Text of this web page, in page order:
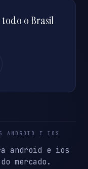
todo o Brasil
ANDROID E IOS
android e ios
mercado.